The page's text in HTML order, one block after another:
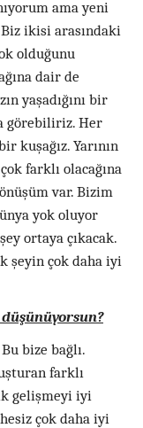
ama yeni
ikisi arasındaki
olduğunu
dair de
yaşadığını bir
görebiliriz. Her
kuşağız. Yarının
farklı olacağına
var. Bizim
yok oluyor
ortaya çıkacak.
şeyin çok daha iyi
düşünüyorsun?
bize bağlı.
farklı
gelişmeyi iyi
çok daha iyi